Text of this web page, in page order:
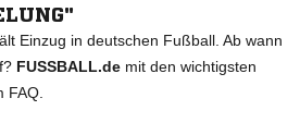
Einzug in deutschen Fußball. Ab wann
FUSSBALL.de mit den wichtigsten
FAQ.